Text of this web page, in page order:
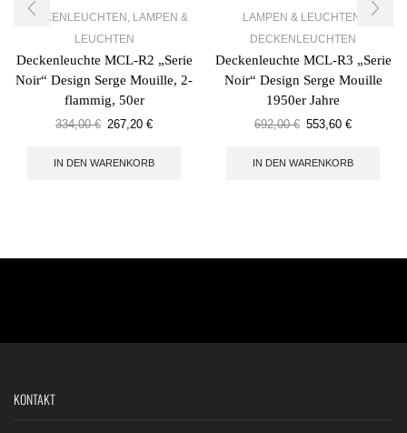
DECKENLEUCHTEN LAMPEN &
LEUCHTEN
Deckenleuchte MCL-R2 „Serie
Noir“ Design Serge Mouille, 2-
flammig, 50er
334,00€ 267,20 €
IN DEN WARENKORB
LAMPEN & LEUCHTEN
DECKENLEUCHTEN
Deckenleuchte MCL-R3 „Serie
Noir“ Design Serge Mouille
1950er Jahre
692,00€ 553,60 €
IN DEN WARENKORB
KONTAKT